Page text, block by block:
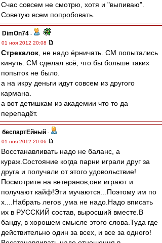
Счас совсем не смотрю, хотя и "выпиваю".
Советую всем попробовать.
DimOn74 -
01 ноя 2012 20:08
Стрекалок , не надо ёрничать. СМ попытались
кинуть. СМ сделал всё, что бы больше таких
попыток не было.
а на икру деньги идут совсем из другого
кармана.
а вот детишкам из академии что то да
перепадёт.
беспартЕйный -
01 ноя 2012 20:06
Восстанавливать надо не баланс, а
кураж.Состояние когда парни играли друг за
друга и получали от этого удовольствие!
Посмотрите на ветеранов,они играют и
получают кайф!Эти мучаются...Поэтому им по
х....Набрать легов ,ума не надо.Надо вписать
их в РУССКИЙ состав, выросший вместе.В
банду, в хорошем смысле этого слова.Туда где
действительно один за всех, и все за одного!